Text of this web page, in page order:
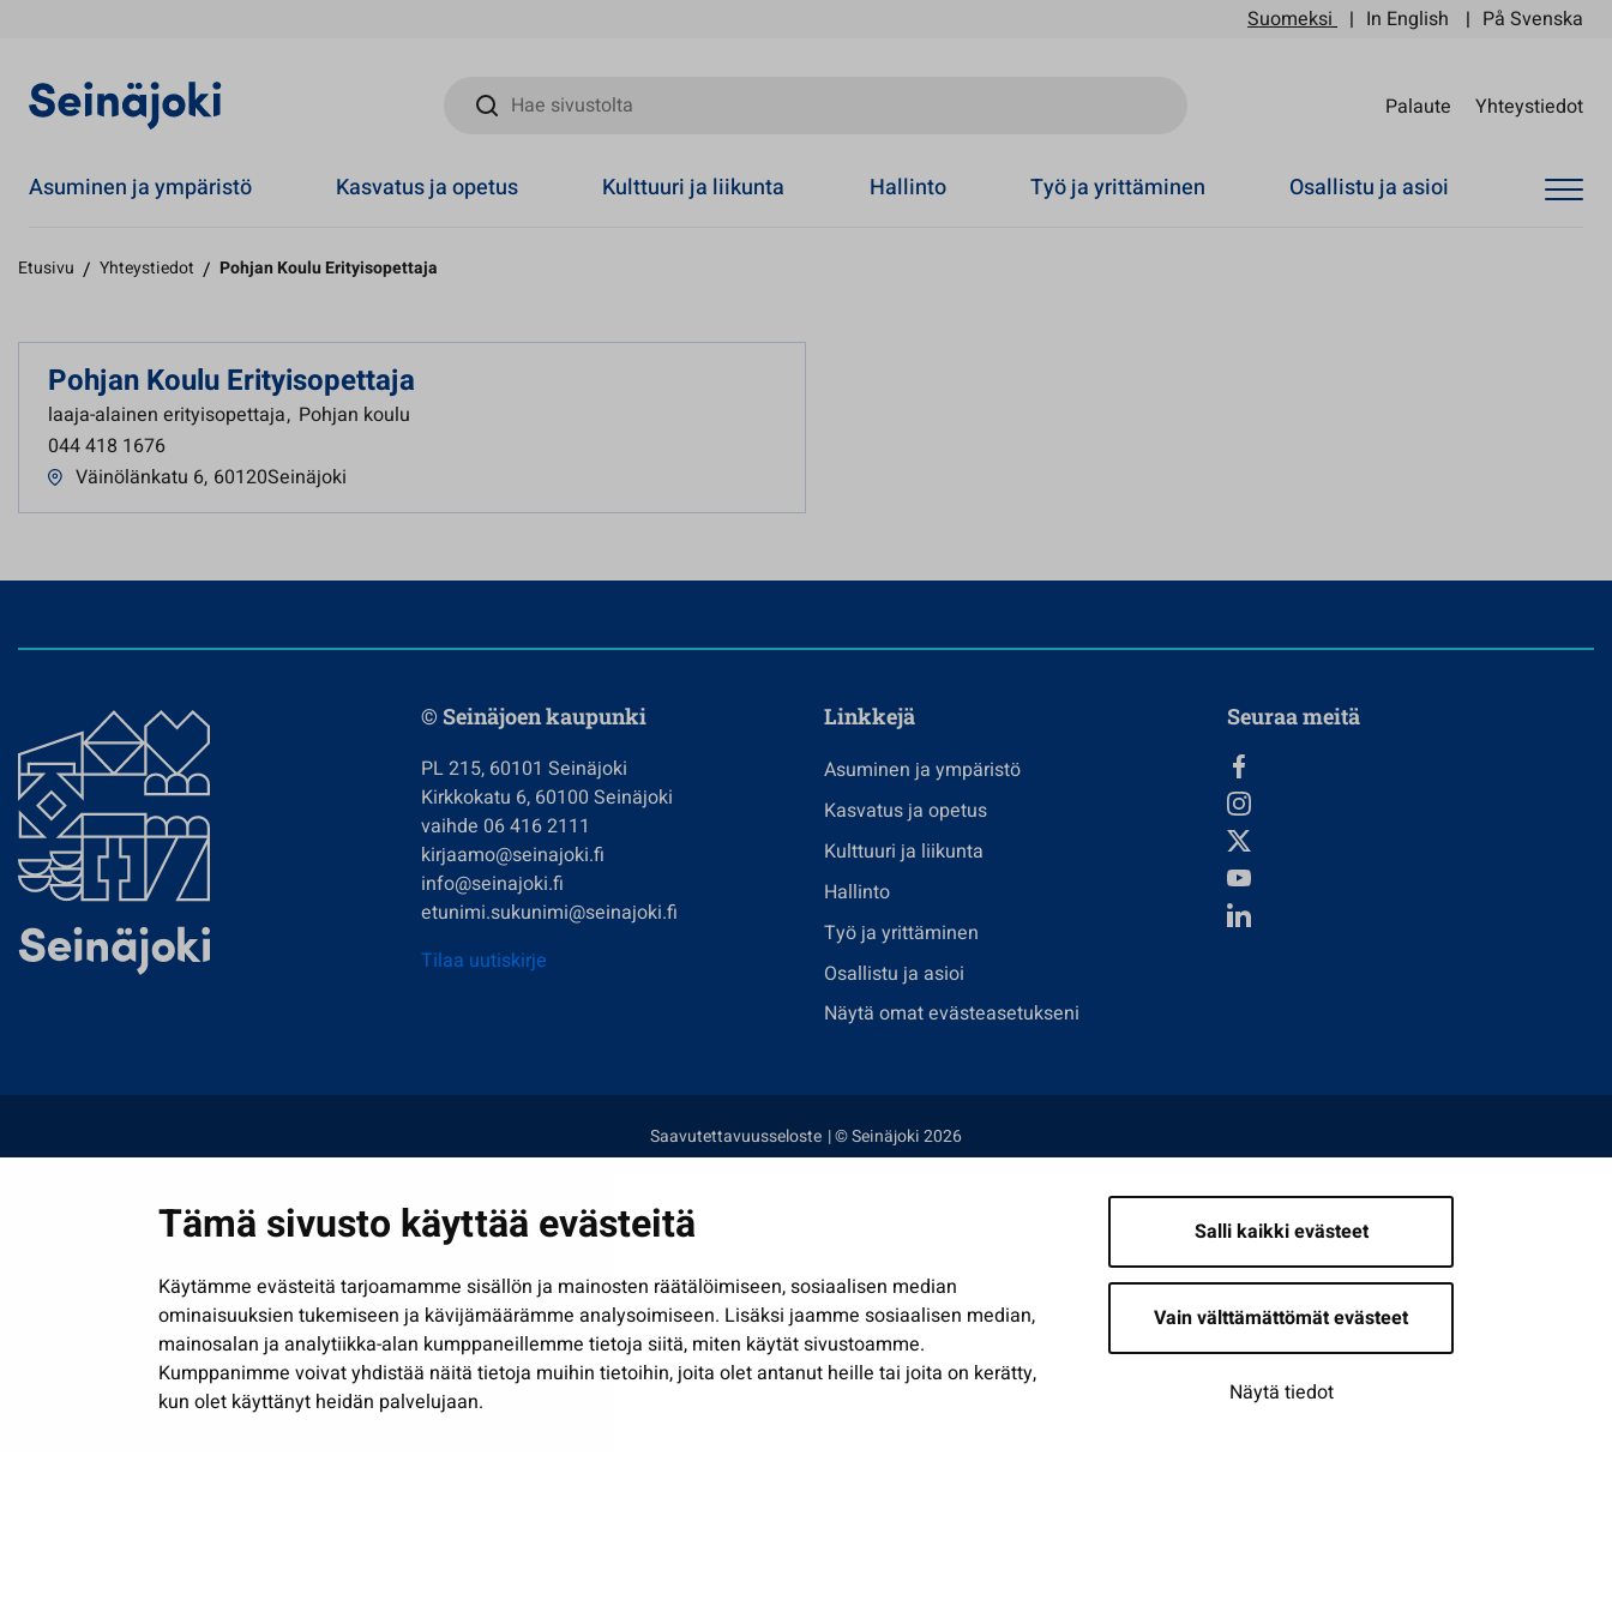
Tämä sivusto käyttää evästeitä
Käytämme evästeitä tarjoamamme sisällön ja mainosten räätälöimiseen, sosiaalisen median
ominaisuuksien tukemiseen ja kävijämäärämme analysoimiseen. Lisäksi jaamme sosiaalisen median,
mainosalan ja analytiikka-alan kumppaneillemme tietoja siitä, miten käytät sivustoamme.
Kumppanimme voivat yhdistää näitä tietoja muihin tietoihin, joita olet antanut heille tai joita on kerätty,
kun olet käyttänyt heidän palvelujaan.
Salli kaikki evästeet
Vain välttämättömät evästeet
Näytä tiedot
Suomeksi In English På Svenska
Hae sivustolta
Palaute Yhteystiedot
Asuminen ja ympäristö Kasvatus ja opetus Kulttuuri ja liikunta Hallinto Työ ja yrittäminen Osallistu ja asioi
Etusivu / Yhteystiedot / Pohjan Koulu Erityisopettaja
Pohjan Koulu Erityisopettaja
laaja-alainen erityisopettaja, Pohjan koulu
044 418 1676
Väinölänkatu 6, 60120Seinäjoki
© Seinäjoen kaupunki
PL 215, 60101 Seinäjoki
Kirkkokatu 6, 60100 Seinäjoki
vaihde 06 416 2111
kirjaamo@seinajoki.fi
info@seinajoki.fi
etunimi.sukunimi@seinajoki.fi
Tilaa uutiskirje
Linkkejä
Asuminen ja ympäristö
Kasvatus ja opetus
Kulttuuri ja liikunta
Hallinto
Työ ja yrittäminen
Osallistu ja asioi
Näytä omat evästeasetukseni
Seuraa meitä
Saavutettavuusseloste | © Seinäjoki 2026